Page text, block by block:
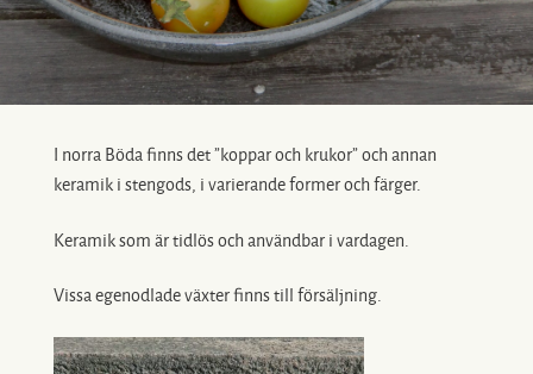
I norra Böda finns det ”koppar och krukor” och annan
keramik i stengods, i varierande former och färger.
Keramik som är tidlös och användbar i vardagen.
Vissa egenodlade växter finns till försäljning.